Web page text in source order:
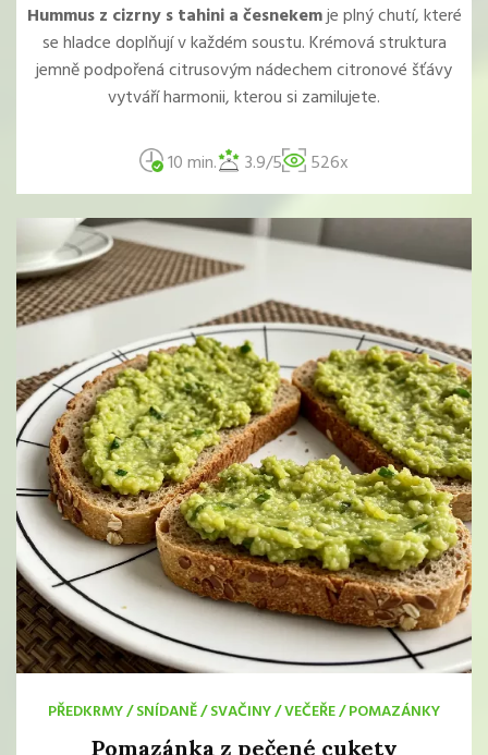
Hummus z cizrny s tahini a česnekemje plný chutí, které
se hladce doplňují v každém soustu. Krémová struktura
jemně podpořená citrusovým nádechem citronové šťávy
vytváří harmonii, kterou si zamilujete.
10 min. 3.9/5 526x
PŘEDKRMY/SNÍDANĚ/SVAČINY/VEČEŘE/POMAZÁNKY
Pomazánka z pečené cukety